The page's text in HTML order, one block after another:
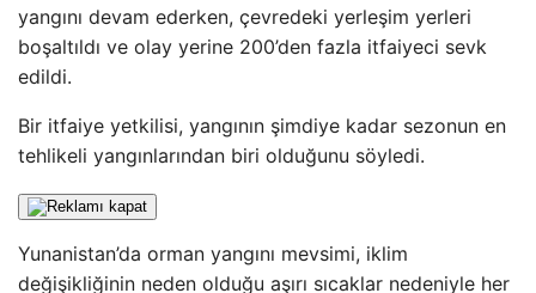
yangını devam ederken, çevredeki yerleşim yerleri
boşaltıldı ve olay yerine 200’den fazla itfaiyeci sevk
edildi.
Bir itfaiye yetkilisi, yangının şimdiye kadar sezonun en
tehlikeli yangınlarından biri olduğunu söyledi.
Yunanistan’da orman yangını mevsimi, iklim
değişikliğinin neden olduğu aşırı sıcaklar nedeniyle her